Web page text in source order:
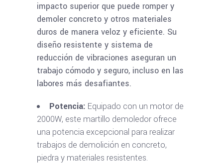
impacto superior que puede romper y
demoler concreto y otros materiales
duros de manera veloz y eficiente. Su
diseño resistente y sistema de
reducción de vibraciones aseguran un
trabajo cómodo y seguro, incluso en las
labores más desafiantes.
Potencia: Equipado con un motor de
2000W, este martillo demoledor ofrece
una potencia excepcional para realizar
trabajos de demolición en concreto,
piedra y materiales resistentes.